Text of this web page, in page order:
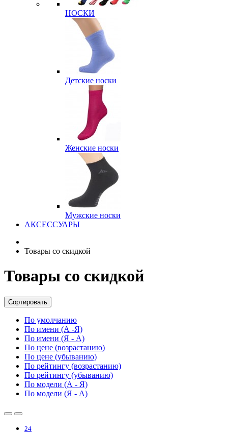
НОСКИ
Детские носки
Женские носки
Мужские носки
АКСЕССУАРЫ
Товары со скидкой
Товары со скидкой
Сортировать
По умолчанию
По имени (А -Я)
По имени (Я - А)
По цене (возрастанию)
По цене (убыванию)
По рейтингу (возрастанию)
По рейтингу (убыванию)
По модели (А - Я)
По модели (Я - А)
24